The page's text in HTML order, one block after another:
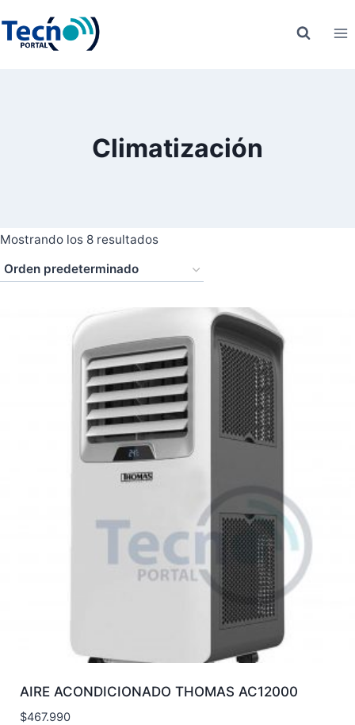
contenido
Climatización
Mostrando los 8 resultados
AIRE ACONDICIONADO THOMAS AC12000
$467.990